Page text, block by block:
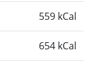
559 kCal
654 kCal